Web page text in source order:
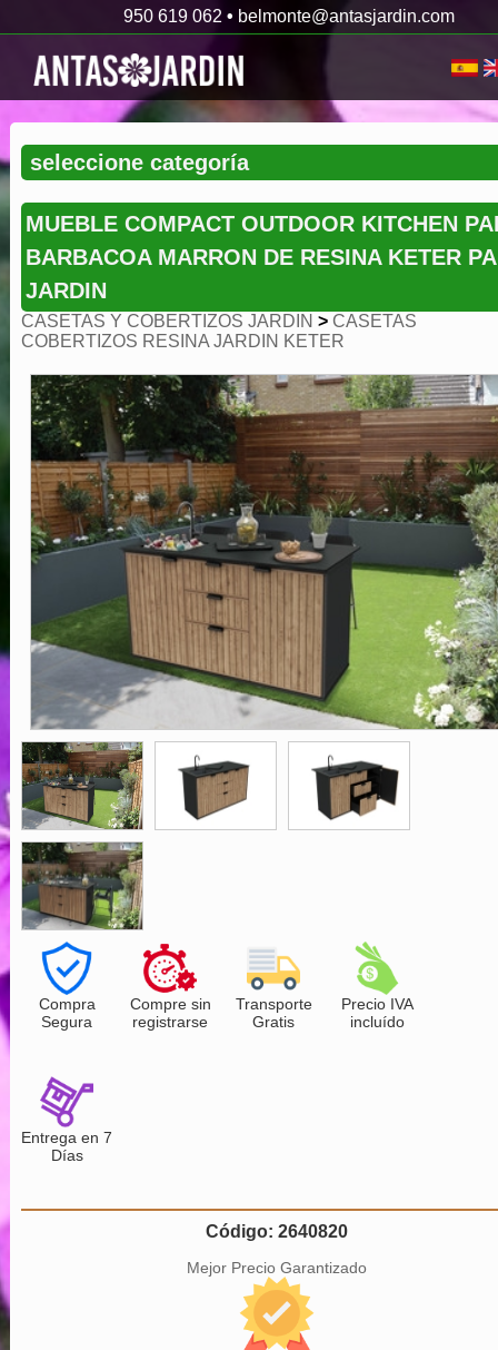
950 619 062 • belmonte@antasjardin.com
MUEBLE COMPACT OUTDOOR KITCHEN
BARBACOA MARRON DE RESINA KETER
JARDIN
CASETAS Y COBERTIZOS JARDIN > CASETAS
COBERTIZOS RESINA JARDIN KETER
Compra
Segura
Compre sin
registrarse
Transporte
Gratis
Precio IVA
incluído
Entrega en 7
Días
Código: 2640820
Mejor Precio Garantizado